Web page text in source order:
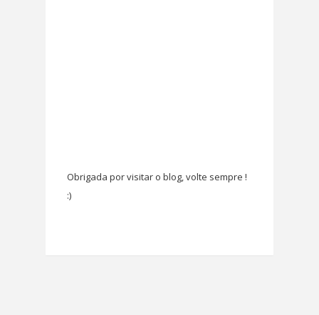
Obrigada por visitar o blog, volte sempre !
:)